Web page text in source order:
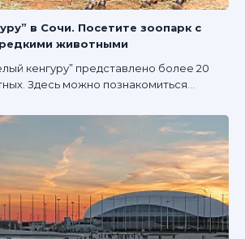
в Сочи. Посетите зоопарк с
редкими животными
кенгуру” представлено более 20
Здесь можно познакомиться...